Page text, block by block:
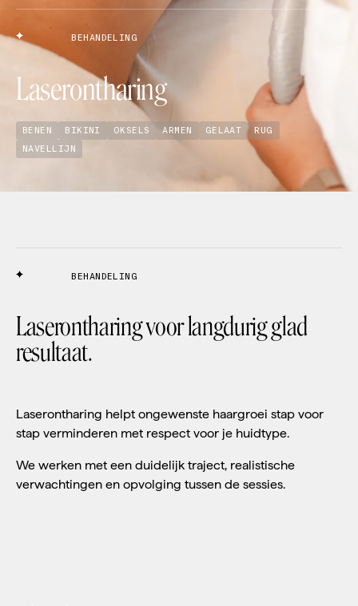
BEHANDELING
Laserontharing
BENEN BIKINI OKSELS ARMEN GELAAT
RUG
NAVELLIJN
BEHANDELING
Laserontharing voor langdurig glad
resultaat.
Laserontharing helpt ongewenste haargroei stap voor
stap verminderen met respect voor je huidtype.
We werken met een duidelijk traject, realistische
verwachtingen en opvolging tussen de sessies.